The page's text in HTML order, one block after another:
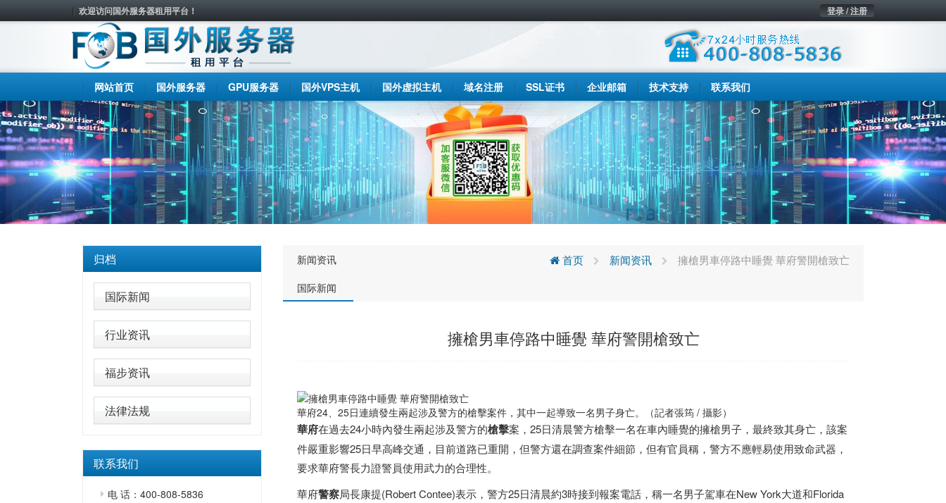
欢迎访问国外服务器租用平台！ 登录 / 注册
网站首页 国外服务器 GPU服务器 国外VPS主机 国外虚拟主机 域名注册 SSL证书 企业邮箱 技术支持 联系我们
归档
国际新闻
行业资讯
福步资讯
法律法规
联系我们
电 话：400-808-5836
新闻资讯
国际新闻
首页 新闻资讯 擁槍男車停路中睡覺 華府警開槍致亡
擁槍男車停路中睡覺 華府警開槍致亡
華府24、25日連續發生兩起涉及警方的槍擊案件，其中一起導致一名男子身亡。（記者張筠 / 攝影）
華府在過去24小時內發生兩起涉及警方的槍擊案，25日清晨警方槍擊一名在車內睡覺的擁槍男子，最終致其身亡，該案
件嚴重影響25日早高峰交通，目前道路已重開，但警方還在調查案件細節，但有官員稱，警方不應輕易使用致命武器，
要求華府警長力證警員使用武力的合理性。
華府警察局長康提(Robert Contee)表示，警方25日清晨約3時接到報案電話，稱一名男子駕車在New York大道和Florida